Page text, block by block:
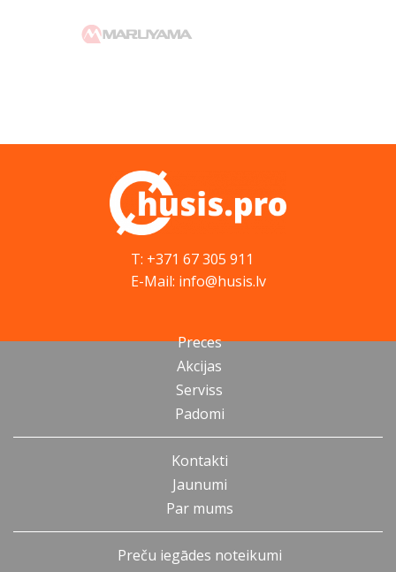
T: +371 67 305 911
E-Mail: info@husis.lv
Preces
Akcijas
Serviss
Padomi
Kontakti
Jaunumi
Par mums
Preču iegādes noteikumi